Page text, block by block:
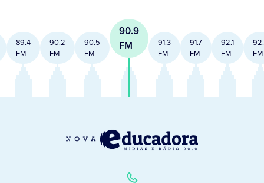
89.4
FM
90.2
FM
90.5
FM
90.9
FM
91.3
FM
91.7
FM
92.1
FM
FM